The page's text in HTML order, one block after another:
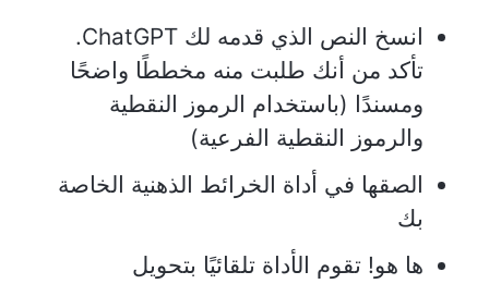
انسخ النص الذي قدمه لك ChatGPT.
تأكد من أنك طلبت منه مخططًا واضحًا
ومسندًا (باستخدام الرموز النقطية
والرموز النقطية الفرعية)
الصقها في أداة الخرائط الذهنية الخاصة
بك
ها هو! تقوم الأداة تلقائيًا بتحويل